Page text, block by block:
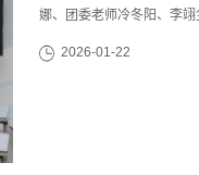
娜、团委老师冷冬阳、李
心路费”绝非简单的物质
2026-01-22